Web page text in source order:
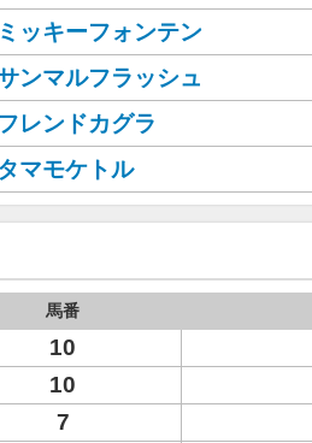
ミッキーフォンテン
ンマルフラッシュ
フレンドカグラ
タマモケトル
馬番
10
10
7